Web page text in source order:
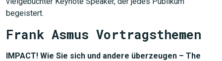
begeistert.
Frank Asmus Vortragsthemen
IMPACT! Wie Sie sich und andere überzeugen – The